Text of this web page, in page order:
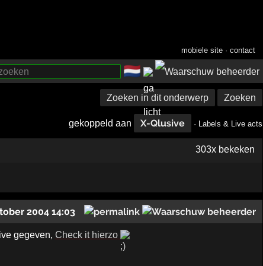
mobiele site ·contact
🇳🇱
Zoeken in dit onderwerp Zoeken
gekoppeld aan X-Qlusive · Labels & Live acts
303x bekeken
2004 14:03
gegeven, Check it hierzo